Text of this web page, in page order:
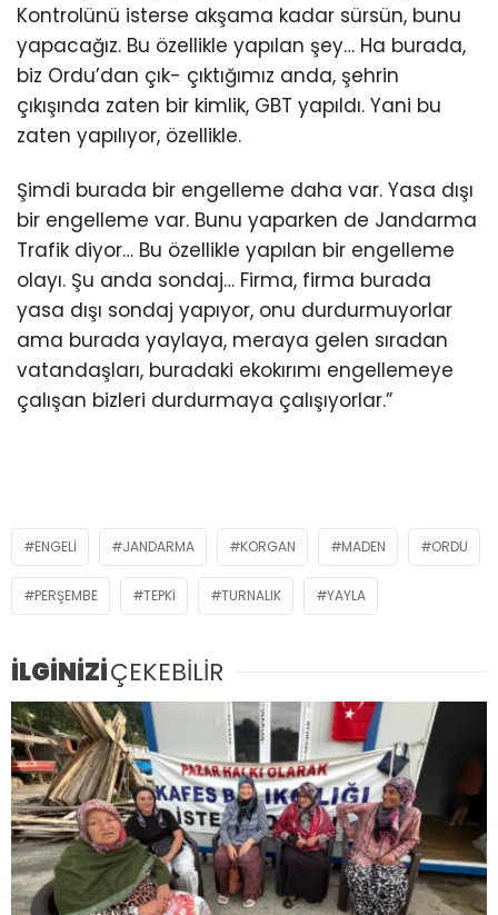
Kontrolünü isterse akşama kadar sürsün, bunu
yapacağız. Bu özellikle yapılan şey… Ha burada,
biz Ordu’dan çık- çıktığımız anda, şehrin
çıkışında zaten bir kimlik, GBT yapıldı. Yani bu
zaten yapılıyor, özellikle.
Şimdi burada bir engelleme daha var. Yasa dışı
bir engelleme var. Bunu yaparken de Jandarma
Trafik diyor… Bu özellikle yapılan bir engelleme
olayı. Şu anda sondaj… Firma, firma burada
yasa dışı sondaj yapıyor, onu durdurmuyorlar
ama burada yaylaya, meraya gelen sıradan
vatandaşları, buradaki ekokırımı engellemeye
çalışan bizleri durdurmaya çalışıyorlar.”
ENGELI JANDARMA KORGAN MADEN ORDU
PERŞEMBE TEPKİ TURNALIK YAYLA
İLGİNİZİÇEKEBİLİR